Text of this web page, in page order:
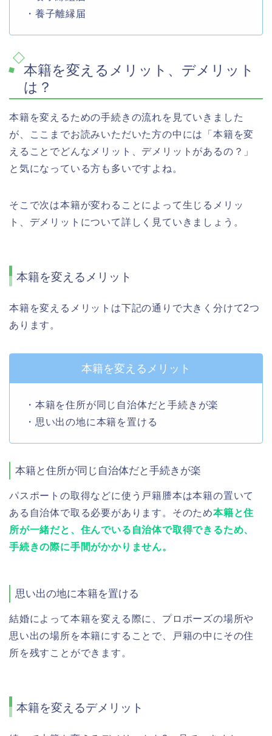
・養子離縁届
本籍を変えるメリット、デメリット
は？
本籍を変えるための手続きの流れを見ていきました
が、ここまでお読みいただいた方の中には「本籍を変
えることでどんなメリット、デメリットがあるの？」
と気になっている方も多いですよね。
そこで次は本籍が変わることによって生じるメリッ
ト、デメリットについて詳しく見ていきましょう。
本籍を変えるメリット
本籍を変えるメリットは下記の通りで大きく分けて2つ
あります。
本籍を変えるメリット
・本籍を住所が同じ自治体だと手続きが楽
・思い出の地に本籍を置ける
本籍と住所が同じ自治体だと手続きが楽
パスポートの取得などに使う戸籍謄本は本籍の置いて
ある自治体で取る必要があります。そのため本籍と住
所が一緒だと、住んでいる自治体で取得できるため、
手続きの際に手間がかかりません。
思い出の地に本籍を置ける
結婚によって本籍を変える際に、プロポーズの場所や
思い出の場所を本籍にすることで、戸籍の中にその住
所を残すことができます。
本籍を変えるデメリット